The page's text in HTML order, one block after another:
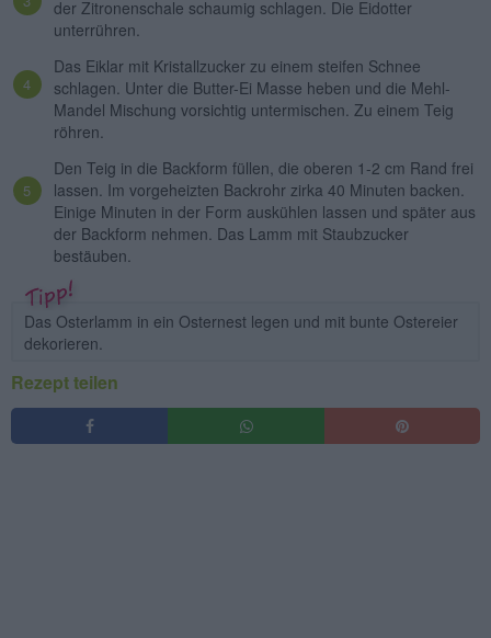
der Zitronenschale schaumig schlagen. Die Eidotter
unterrühren.
Das Eiklar mit Kristallzucker zu einem steifen Schnee
schlagen. Unter die Butter-Ei Masse heben und die Mehl-
Mandel Mischung vorsichtig untermischen. Zu einem Teig
röhren.
Den Teig in die Backform füllen, die oberen 1-2 cm Rand frei
lassen. Im vorgeheizten Backrohr zirka 40 Minuten backen.
Einige Minuten in der Form auskühlen lassen und später aus
der Backform nehmen. Das Lamm mit Staubzucker
bestäuben.
Das Osterlamm in ein Osternest legen und mit bunte Ostereier
dekorieren.
Rezept teilen